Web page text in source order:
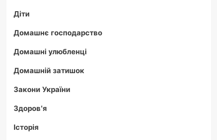
Діти
Домашнє господарство
Домашні улюбленці
Домашній затишок
Закони України
Здоров'я
Історія